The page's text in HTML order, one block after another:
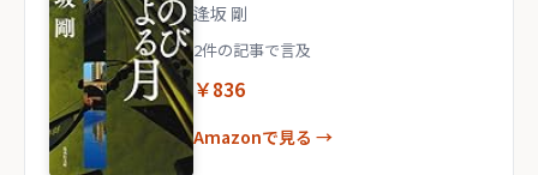
逢坂 剛
2件の記事で言及
￥836
Amazonで見る →